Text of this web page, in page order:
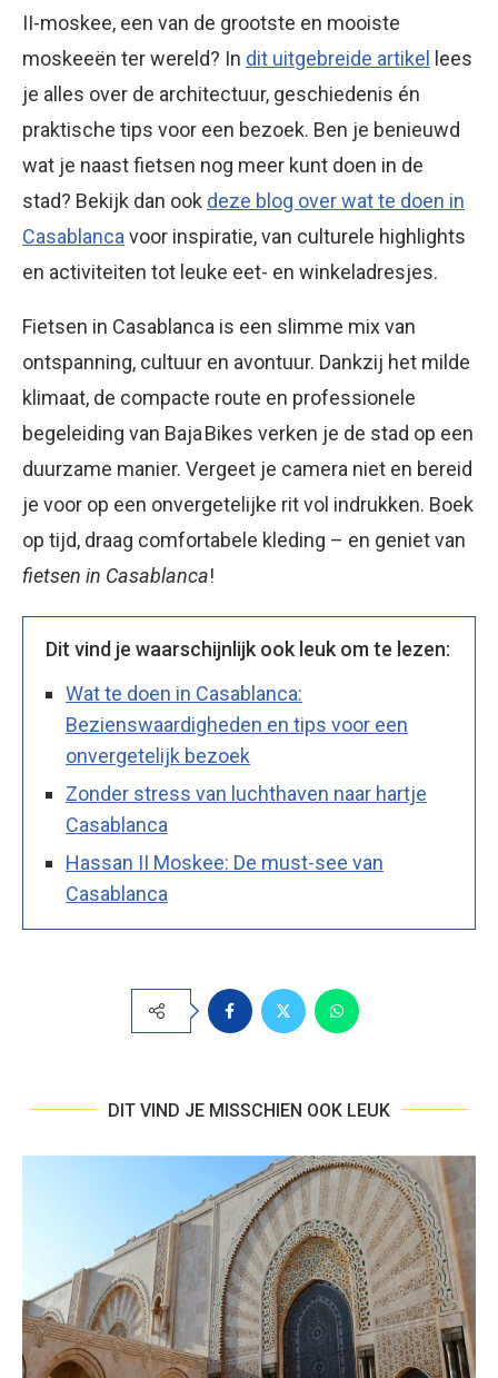
II-moskee, een van de grootste en mooiste
moskeeën ter wereld? In dit uitgebreide artikel lees
je alles over de architectuur, geschiedenis én
praktische tips voor een bezoek. Ben je benieuwd
wat je naast fietsen nog meer kunt doen in de
stad? Bekijk dan ook deze blog over wat te doen in
Casablanca voor inspiratie, van culturele highlights
en activiteiten tot leuke eet- en winkeladresjes.
Fietsen in Casablanca is een slimme mix van
ontspanning, cultuur en avontuur. Dankzij het milde
klimaat, de compacte route en professionele
begeleiding van Baja Bikes verken je de stad op een
duurzame manier. Vergeet je camera niet en bereid
je voor op een onvergetelijke rit vol indrukken. Boek
op tijd, draag comfortabele kleding – en geniet van
fietsen in Casablanca!
Dit vind je waarschijnlijk ook leuk om te lezen:
Wat te doen in Casablanca:
Bezienswaardigheden en tips voor een
onvergetelijk bezoek
Zonder stress van luchthaven naar hartje
Casablanca
Hassan II Moskee: De must-see van
Casablanca
DIT VIND JE MISSCHIEN OOK LEUK